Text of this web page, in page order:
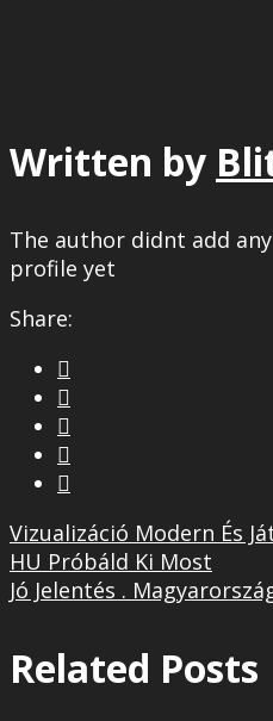
Written by
The author didnt add
profile yet
Share:





Vizualizáció Modern És
HU Próbáld Ki Most
Jó Jelentés .
Related Posts